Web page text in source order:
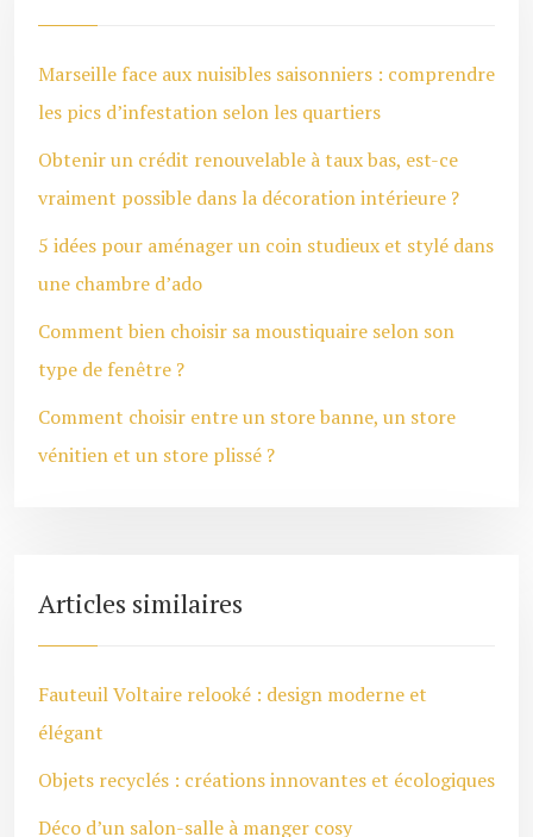
Marseille face aux nuisibles saisonniers : comprendre
les pics d’infestation selon les quartiers
Obtenir un crédit renouvelable à taux bas, est-ce
vraiment possible dans la décoration intérieure ?
5 idées pour aménager un coin studieux et stylé dans
une chambre d’ado
Comment bien choisir sa moustiquaire selon son
type de fenêtre ?
Comment choisir entre un store banne, un store
vénitien et un store plissé ?
Articles similaires
Fauteuil Voltaire relooké : design moderne et
élégant
Objets recyclés : créations innovantes et écologiques
Déco d’un salon-salle à manger cosy